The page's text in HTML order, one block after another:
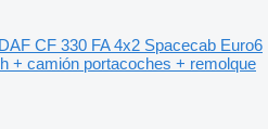
DAF CF 330 FA 4x2 Spacecab Euro6
+ camión portacoches + remolque